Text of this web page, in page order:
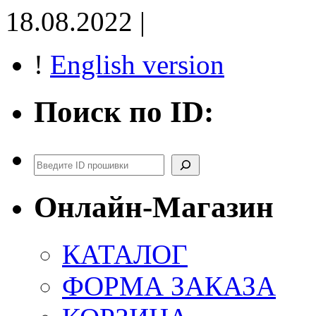
18.08.2022 |
! English version
Поиск по ID:
Поиск
Онлайн-Магазин
КАТАЛОГ
ФОРМА ЗАКАЗА